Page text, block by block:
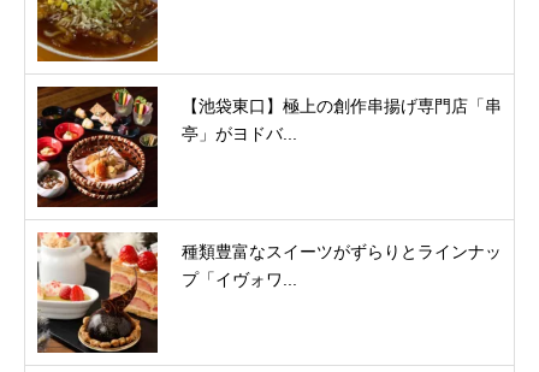
【池袋東口】極上の創作串揚げ専門店「串
亭」がヨドバ...
種類豊富なスイーツがずらりとラインナッ
プ「イヴォワ...